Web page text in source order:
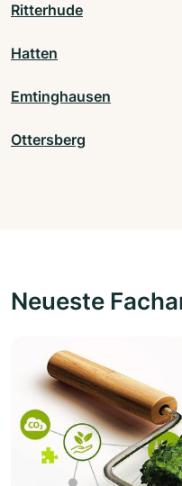
Ritterhude
Hatten
Emtinghausen
Ottersberg
Neueste